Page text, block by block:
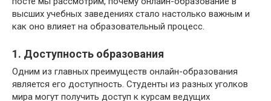
высших учебных заведениях стало настолько важным и
как оно влияет на образовательный процесс.
1. Доступность образования
Одним из главных преимуществ онлайн-образования
является его доступность. Студенты из разных уголков
мира могут получить доступ к курсам ведущих